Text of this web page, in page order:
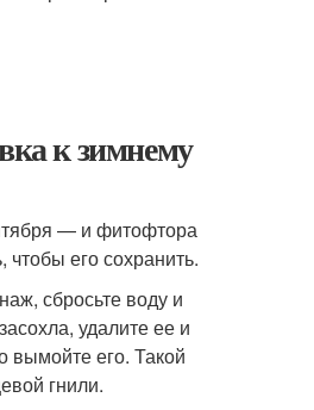
к зимнему
— и фитофтора
его сохранить.
сбросьте воду и
удалите ее и
вымойте его. Такой
гнили.